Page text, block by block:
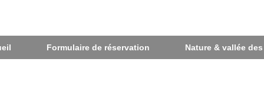
Formulaire de réservation Nature & vallée